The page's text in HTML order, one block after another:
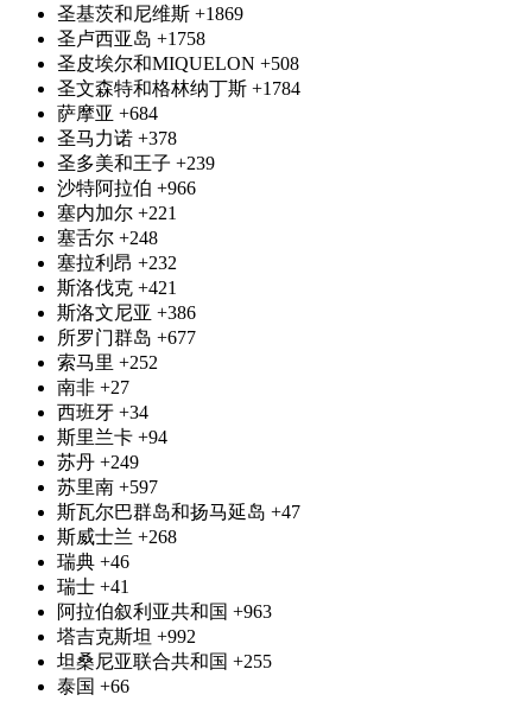
圣基茨和尼维斯 +1869
圣卢西亚岛 +1758
圣皮埃尔和MIQUELON +508
圣文森特和格林纳丁斯 +1784
萨摩亚 +684
圣马力诺 +378
圣多美和王子 +239
沙特阿拉伯 +966
塞内加尔 +221
塞舌尔 +248
塞拉利昂 +232
斯洛伐克 +421
斯洛文尼亚 +386
所罗门群岛 +677
索马里 +252
南非 +27
西班牙 +34
斯里兰卡 +94
苏丹 +249
苏里南 +597
斯瓦尔巴群岛和扬马延岛 +47
斯威士兰 +268
瑞典 +46
瑞士 +41
阿拉伯叙利亚共和国 +963
塔吉克斯坦 +992
坦桑尼亚联合共和国 +255
泰国 +66